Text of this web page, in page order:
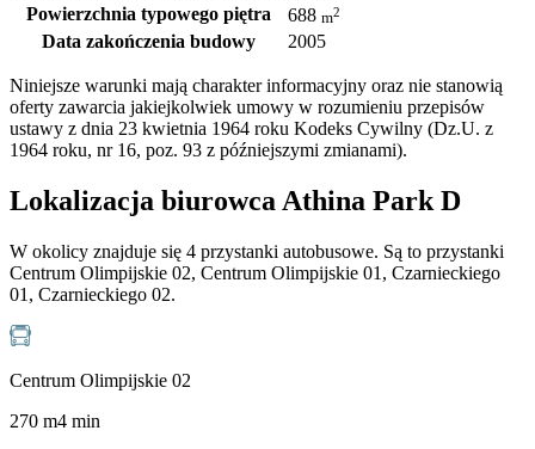
Powierzchnia typowego piętra 688 m2
Data zakończenia budowy 2005
Niniejsze warunki mają charakter informacyjny oraz nie stanowią
oferty zawarcia jakiejkolwiek umowy w rozumieniu przepisów
ustawy z dnia 23 kwietnia 1964 roku Kodeks Cywilny (Dz.U. z
1964 roku, nr 16, poz. 93 z późniejszymi zmianami).
Lokalizacja biurowca Athina Park D
W okolicy znajduje się 4 przystanki autobusowe. Są to przystanki
Centrum Olimpijskie 02, Centrum Olimpijskie 01, Czarnieckiego
01, Czarnieckiego 02.
Centrum Olimpijskie 02
270 m4 min